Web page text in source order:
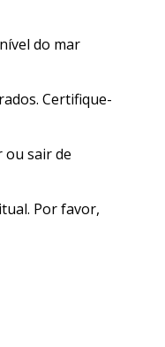
do mar
Certifique-
ou sair de
Por favor,